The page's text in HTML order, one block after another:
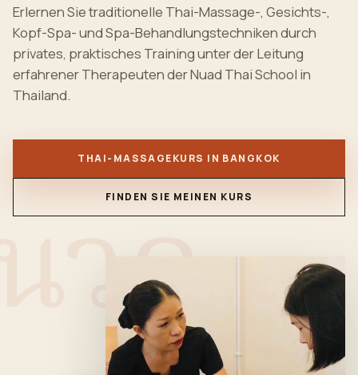
Erlernen Sie traditionelle Thai-Massage-, Gesichts-,
Kopf-Spa- und Spa-Behandlungstechniken durch
privates, praktisches Trainingunter der Leitung
erfahrener Therapeuten der Nuad Thai School in
Thailand.
THAI-MASSAGEKURS IN BANGKOK
FINDEN SIE MEINEN KURS
วด